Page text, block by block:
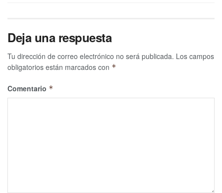
Deja una respuesta
Tu dirección de correo electrónico no será publicada. Los campos
obligatorios están marcados con *
Comentario *